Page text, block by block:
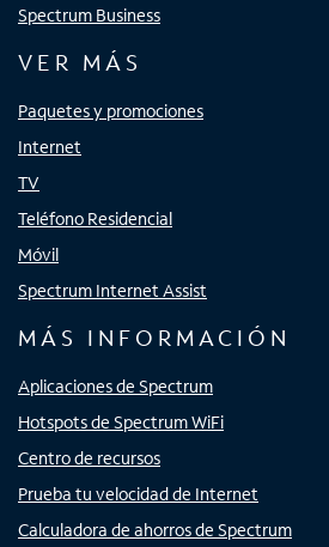
Spectrum Business
VER MÁS
Paquetes y promociones
Internet
TV
Teléfono Residencial
Móvil
Spectrum Internet Assist
MÁS INFORMACIÓN
Aplicaciones de Spectrum
Hotspots de Spectrum WiFi
Centro de recursos
Prueba tu velocidad de Internet
Calculadora de ahorros de Spectrum